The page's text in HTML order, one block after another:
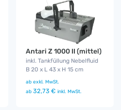
Antari Z 1000 II (mittel)
inkl. Tankfüllung Nebelfluid
B 20 x L 43 x H 15 cm
ab exkl. MwSt.
ab 32,73 € inkl. MwSt.